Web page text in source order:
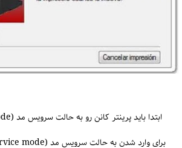
ابتدا باید پرینتر کانن رو به حالت سرویس مد (service mode) ببرید.